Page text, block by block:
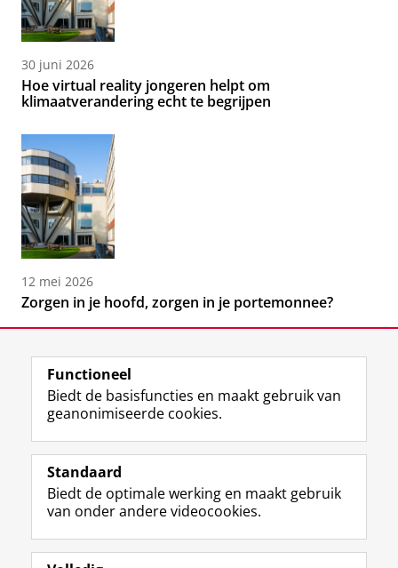
30 juni 2026
Hoe virtual reality jongeren helpt om
klimaatverandering echt te begrijpen
12 mei 2026
Zorgen in je hoofd, zorgen in je portemonnee?
Volg de RUG
F
a
e
b
o
L
i
k
e
I
R
S
-
f
e
I
n
t
r
Y
o
T
e
Studiekiezers
Functioneel
Biedt de basisfuncties en maakt gebruik van
geanonimiseerde cookies.
Standaard
Biedt de optimale werking en maakt gebruik
van onder andere videocookies.